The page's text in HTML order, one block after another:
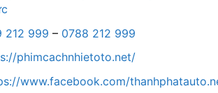
212 999 – 0788 212 999
phimcachnhietoto.net/
www.facebook.com/